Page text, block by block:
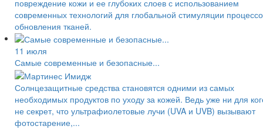
повреждение кожи и ее глубоких слоев с использованием
современных технологий для глобальной стимуляции
обновления тканей.
11 июля
Самые современные и безопасные...
Солнцезащитные средства становятся одними из самых
необходимых продуктов по уходу за кожей. Ведь уже ни для
не секрет, что ультрафиолетовые лучи (UVA и UVB) вызывают
фотостарение,...